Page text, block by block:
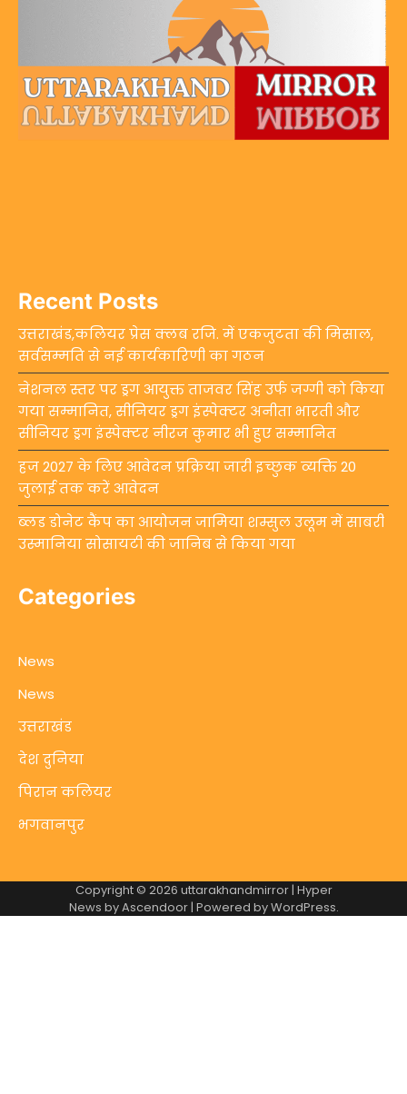
Recent Posts
उत्तराखंड,कलियर प्रेस क्लब रजि. में एकजुटता की मिसाल,
सर्वसम्मति से नई कार्यकारिणी का गठन
नेशनल स्तर पर ड्रग आयुक्त ताजवर सिंह उर्फ जग्गी को किया
गया सम्मानित, सीनियर ड्रग इंस्पेक्टर अनीता भारती और
सीनियर ड्रग इंस्पेक्टर नीरज कुमार भी हुए सम्मानित
हज 2027 के लिए आवेदन प्रक्रिया जारी इच्छुक व्यक्ति 20
जुलाई तक करें आवेदन
ब्लड डोनेट कैंप का आयोजन जामिया शम्सुल उलूम में साबरी
उस्मानिया सोसायटी की जानिब से किया गया
Categories
News
News
उत्तराखंड
देश दुनिया
पिरान कलियर
भगवानपुर
Copyright © 2026 uttarakhandmirror| Hyper
News byAscendoor| Powered byWordPress.